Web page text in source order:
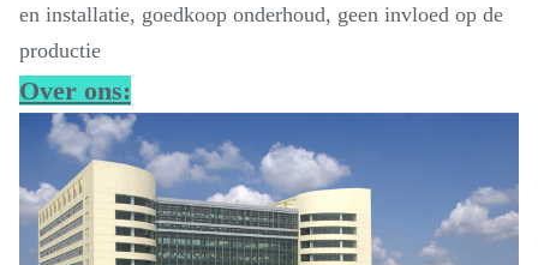
en installatie, goedkoop onderhoud, geen invloed op de
productie
Over ons: